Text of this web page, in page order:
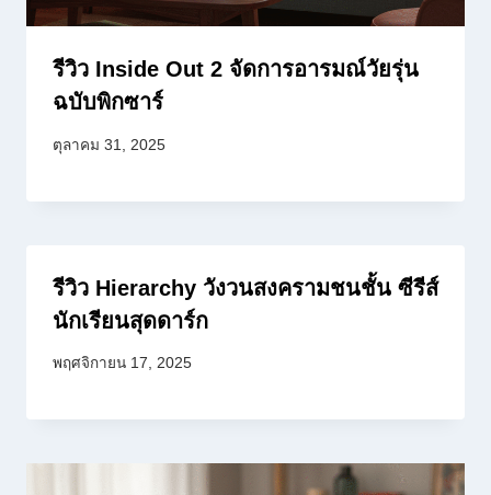
รีวิว Inside Out 2 จัดการอารมณ์วัยรุ่น
ฉบับพิกซาร์
ตุลาคม 31, 2025
รีวิว Hierarchy วังวนสงครามชนชั้น ซีรีส์
นักเรียนสุดดาร์ก
พฤศจิกายน 17, 2025